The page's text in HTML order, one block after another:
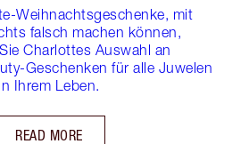
Weihnachtsgeschenke, mit
falsch machen können,
Charlottes Auswahl an
Geschenken für alle Juwelen
in Ihrem Leben.
READ MORE